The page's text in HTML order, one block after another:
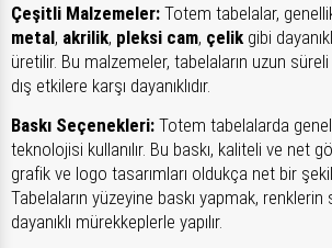
Çeşitli Malzemeler: Totem tabelalar,
metal, akrilik, pleksi cam, çelik gibi
üretilir. Bu malzemeler, tabelaların uzun süreli
dış etkilere karşı dayanıklıdır.
Baskı Seçenekleri: Totem tabelalarda
teknolojisi kullanılır. Bu baskı, kaliteli ve net
grafik ve logo tasarımları oldukça net bir
Tabelaların yüzeyine baskı yapmak, renklerin
dayanıklı mürekkeplerle yapılır.